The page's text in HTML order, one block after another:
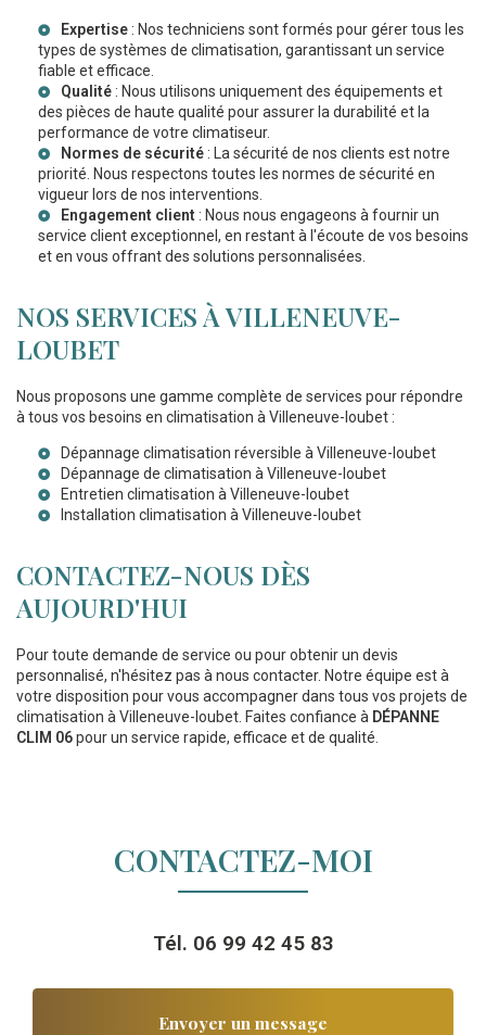
Expertise : Nos techniciens sont formés pour gérer tous les
types de systèmes de climatisation, garantissant un service
fiable et efficace.
Qualité : Nous utilisons uniquement des équipements et
des pièces de haute qualité pour assurer la durabilité et la
performance de votre climatiseur.
Normes de sécurité : La sécurité de nos clients est notre
priorité. Nous respectons toutes les normes de sécurité en
vigueur lors de nos interventions.
Engagement client : Nous nous engageons à fournir un
service client exceptionnel, en restant à l'écoute de vos besoins
et en vous offrant des solutions personnalisées.
NOS SERVICES À VILLENEUVE-
LOUBET
Nous proposons une gamme complète de services pour répondre
à tous vos besoins en climatisation à Villeneuve-loubet :
Dépannage climatisation réversible à Villeneuve-loubet
Dépannage de climatisation à Villeneuve-loubet
Entretien climatisation à Villeneuve-loubet
Installation climatisation à Villeneuve-loubet
CONTACTEZ-NOUS DÈS
AUJOURD'HUI
Pour toute demande de service ou pour obtenir un devis
personnalisé, n'hésitez pas à nous contacter. Notre équipe est à
votre disposition pour vous accompagner dans tous vos projets de
climatisation à Villeneuve-loubet. Faites confiance à DÉPANNE
CLIM 06pour un service rapide, efficace et de qualité.
CONTACTEZ-MOI
Tél. 06 99 42 45 83
Envoyer un message